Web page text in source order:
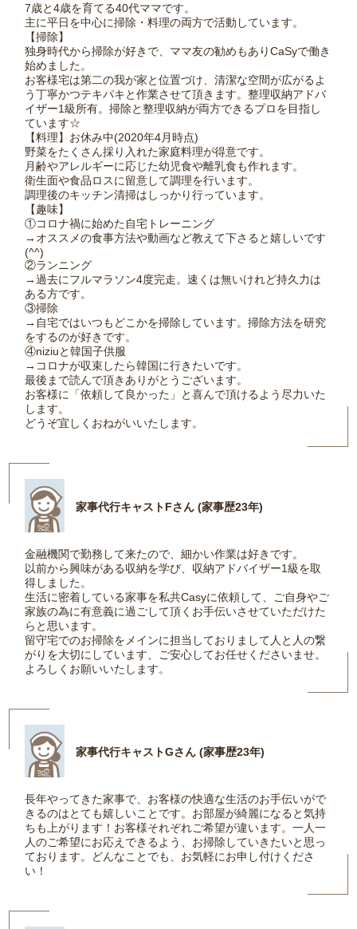
7歳と4歳を育てる40代ママです。
主に平日を中心に掃除・料理の両方で活動しています。
【掃除】
独身時代から掃除が好きで、ママ友の勧めもありCaSyで働き
始めました。
お客様宅は第二の我が家と位置づけ、清潔な空間が広がるよ
う丁寧かつテキパキと作業させて頂きます。整理収納アドバ
イザー1級所有。掃除と整理収納が両方できるプロを目指し
ています☆
【料理】お休み中(2020年4月時点)
野菜をたくさん採り入れた家庭料理が得意です。
月齢やアレルギーに応じた幼児食や離乳食も作れます。
衛生面や食品ロスに留意して調理を行います。
調理後のキッチン清掃はしっかり行っています。
【趣味】
①コロナ禍に始めた自宅トレーニング
→オススメの食事方法や動画など教えて下さると嬉しいです
(^^)
②ランニング
→過去にフルマラソン4度完走。速くは無いけれど持久力は
ある方です。
③掃除
→自宅ではいつもどこかを掃除しています。掃除方法を研究
をするのが好きです。
④niziuと韓国子供服
→コロナが収束したら韓国に行きたいです。
最後まで読んで頂きありがとうございます。
お客様に「依頼して良かった」と喜んで頂けるよう尽力いた
します。
どうぞ宜しくおねがいいたします。
家事代行キャストFさん (家事歴23年)
金融機関で勤務して来たので、細かい作業は好きです。
以前から興味がある収納を学び、収納アドバイザー1級を取
得しました。
生活に密着している家事を私共Casyに依頼して、ご自身やご
家族の為に有意義に過ごして頂くお手伝いさせていただけた
らと思います。
留守宅でのお掃除をメインに担当しておりまして人と人の繋
がりを大切にしています、ご安心してお任せくださいませ。
よろしくお願いいたします。
家事代行キャストGさん (家事歴23年)
長年やってきた家事で、お客様の快適な生活のお手伝いがで
きるのはとても嬉しいことです。お部屋が綺麗になると気持
ちも上がります！お客様それぞれご希望が違います。一人一
人のご希望にお応えできるよう、お掃除していきたいと思っ
ております。どんなことでも、お気軽にお申し付けくださ
い！